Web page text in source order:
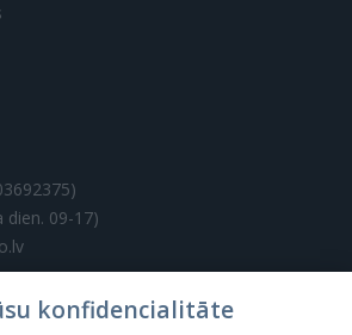
dien. 09-17)
konfidencialitāte